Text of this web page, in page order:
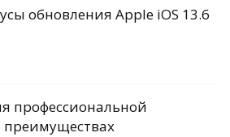
обновления Apple iOS 13.6
профессиональной